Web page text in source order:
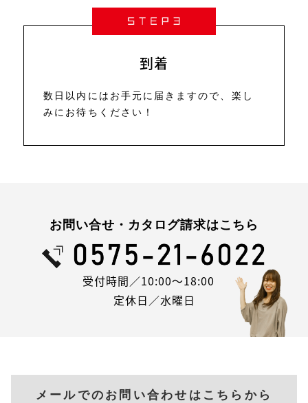
到着
数日以内にはお手元に届きますので、楽し
みにお待ちください！
お問い合せ・カタログ請求はこちら
受付時間／10:00～18:00
定休日／水曜日
メールでのお問い合わせはこちらから